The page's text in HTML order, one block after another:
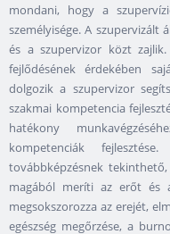
mondani, hogy a
személyisége. A szupervizált
és a szupervizor közt
fejlődésének érdekében
dolgozik a szupervizor
szakmai kompetencia
hatékony
kompetenciák
továbbképzésnek
magából meríti az erőt és
megsokszorozza az erejét,
egészség megőrzése, a